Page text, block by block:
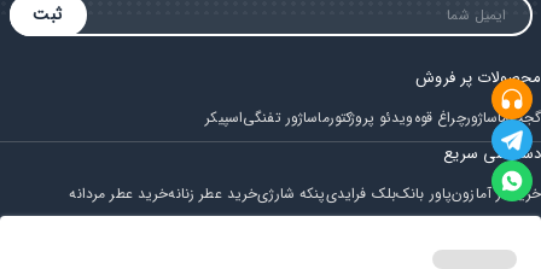
ثبت
محصولات پر فروش
گجتماساژورچراغ قوهویدئو پروژکتورماساژور تفنگیاسپیکر
دسترسی سریع
خرید از آمازونپاور بانکبلک فرایدیپنکه شارژیخرید عطر زنانهخرید عطر مردانه